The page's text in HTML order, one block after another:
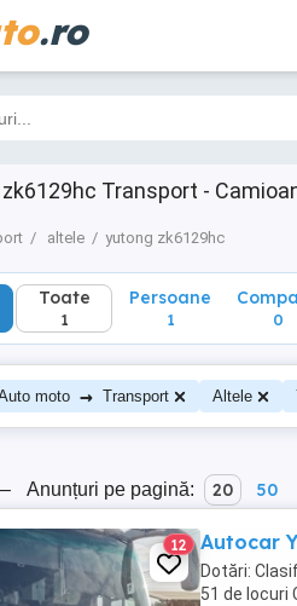
.ro
Transport -
altele yutong zk6129hc
Toate
1
Toate
1
Persoane
1 0
moto → Transport Altele
– Anunțuri pe pagină: 20 50
12 Autocar
Dotări:
51 de locuri